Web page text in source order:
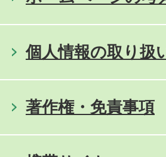
個人情報の取り扱
著作権・免責事項